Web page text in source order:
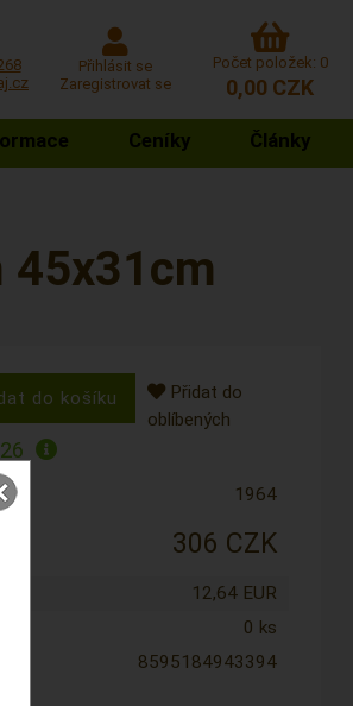
Přihlásit se
Zaregistrovat se
Počet položek: 0
0,00 CZK
Ceníky Články
45x31cm
Přidat do
oblíbených
1964
306 CZK
12,64 EUR
0 ks
8595184943394